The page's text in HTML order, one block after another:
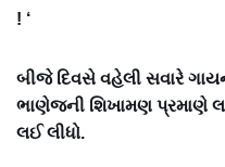
! ‘
બીજે દિવસે વહેલી સવારે
ભાણેજની શિખામણ પ્રમાણે
લઈ લીધો.